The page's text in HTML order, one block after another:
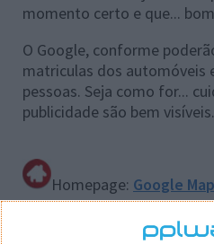
momento certo e que...
O Google, conforme
matriculas dos automóveis
pessoas. Seja como for...
publicidade são bem visíveis.
Homepage: Google
Artigos relacionados: